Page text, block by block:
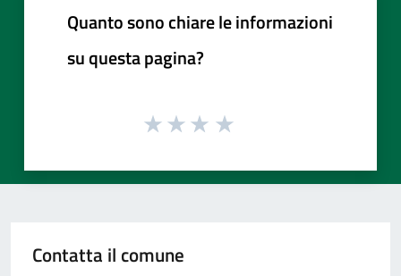
Quanto sono chiare le informazioni
su questa pagina?
Contatta il comune